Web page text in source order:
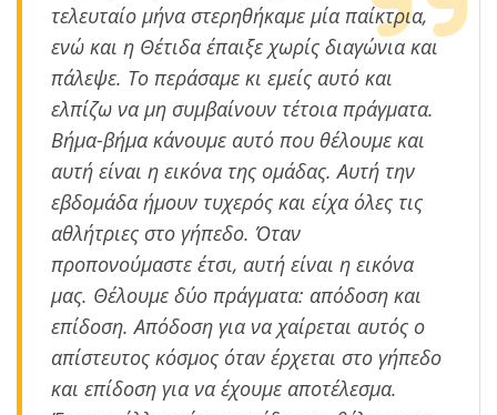
τελευταίο μήνα στερηθήκαμε μία παίκτρια,
ενώ και η Θέτιδα έπαιξε χωρίς διαγώνια και
πάλεψε. Το περάσαμε κι εμείς αυτό και
ελπίζω να μη συμβαίνουν τέτοια πράγματα.
Βήμα-βήμα κάνουμε αυτό που θέλουμε και
αυτή είναι η εικόνα της ομάδας. Αυτή την
εβδομάδα ήμουν τυχερός και είχα όλες τις
αθλήτριες στο γήπεδο. Όταν
προπονούμαστε έτσι, αυτή είναι η εικόνα
μας. Θέλουμε δύο πράγματα: απόδοση και
επίδοση. Απόδοση για να χαίρεται αυτός ο
απίστευτος κόσμος όταν έρχεται στο γήπεδο
και επίδοση για να έχουμε αποτέλεσμα.